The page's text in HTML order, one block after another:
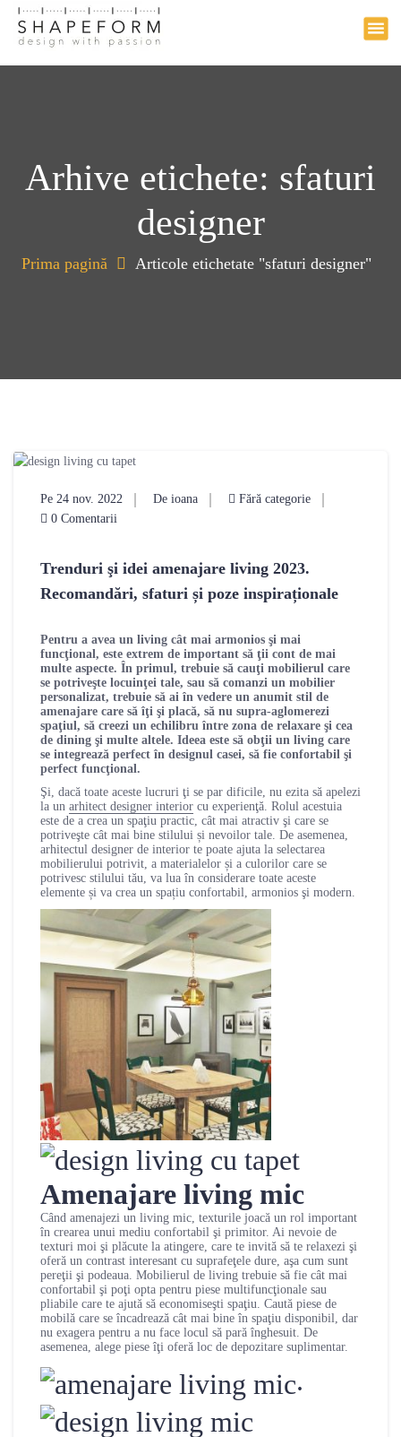
Design with passion
Arhive etichete: sfaturi
designer
Prima pagină Articole etichetate "sfaturi designer"
Pe 24 nov. 2022 De ioana
Fără categorie
0 Comentarii
Trenduri şi idei amenajare living 2023.
Recomandări, sfaturi și poze inspiraționale
Pentru a avea un living cât mai armonios şi mai
funcţional, este extrem de important să ţii cont de mai
multe aspecte. În primul, trebuie să cauţi mobilierul care
se potriveşte locuinţei tale, sau să comanzi un mobilier
personalizat, trebuie să ai în vedere un anumit stil de
amenajare care să îţi şi placă, să nu supra-aglomerezi
spaţiul, să creezi un echilibru între zona de relaxare şi cea
de dining şi multe altele. Ideea este să obţii un living care
se integrează perfect în designul casei, să fie confortabil şi
perfect funcţional.
Şi, dacă toate aceste lucruri ţi se par dificile, nu ezita să apelezi
la un arhitect designer interior cu experienţă. Rolul acestuia
este de a crea un spaţiu practic, cât mai atractiv şi care se
potriveşte cât mai bine stilului și nevoilor tale. De asemenea,
arhitectul designer de interior te poate ajuta la selectarea
mobilierului potrivit, a materialelor și a culorilor care se
potrivesc stilului tău, va lua în considerare toate aceste
elemente și va crea un spațiu confortabil, armonios şi modern.
Amenajare living mic
Când amenajezi un living mic, texturile joacă un rol important
în crearea unui mediu confortabil şi primitor. Ai nevoie de
texturi moi şi plăcute la atingere, care te invită să te relaxezi şi
oferă un contrast interesant cu suprafeţele dure, aşa cum sunt
pereţii şi podeaua. Mobilierul de living trebuie să fie cât mai
confortabil şi poţi opta pentru piese multifuncţionale sau
pliabile care te ajută să economiseşti spaţiu. Caută piese de
mobilă care se încadrează cât mai bine în spaţiu disponibil, dar
nu exagera pentru a nu face locul să pară înghesuit. De
asemenea, alege piese îţi oferă loc de depozitare suplimentar.
.